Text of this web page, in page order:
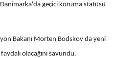
geçici koruma statüsü
Bakanı Morten Bodskov da yeni
olacağını savundu.